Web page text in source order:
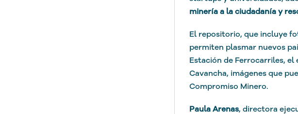
minería a la ciudadanía y
El repositorio, que incluye
permiten plasmar nuevos
Estación de Ferrocarriles, el
Cavancha, imágenes que
Compromiso Minero.
Paula Arenas, directora